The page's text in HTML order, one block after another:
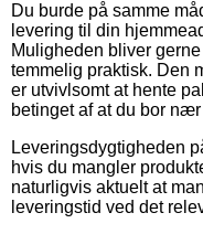
Du burde på samme
levering til din
Muligheden bliver
temmelig praktisk. Den
er utvivlsomt at hente
betinget af at du bor
Leveringsdygtigheden
hvis du mangler
naturligvis aktuelt at
leveringstid ved det